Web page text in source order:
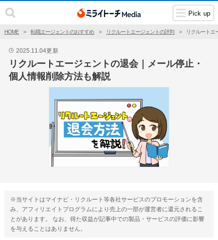
Pick up
🕒 2025.11.04更新
リクルートエージェントの退会｜メール停止・
個人情報削除方法も解説
※当サイトはマイナビ・リクルート等各社サービスのプロモーションを含
み、アフィリエイトプログラムにより売上の一部が運営者に還元されるこ
とがあります。 なお、得た収益が記事中での製品・サービスの評価に影響
を与えることはありません。
HOME 転職エージェントのおすすめ リクルートエージェントの評判 リクルートエ